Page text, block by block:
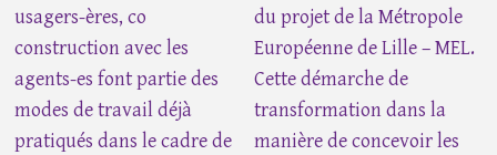
usagers-ères, co
construction avec les
agents-es font partie des
modes de travail déjà
pratiqués dans le cadre de
du projet de la Métropole
Européenne de Lille – MEL.
Cette démarche de
transformation dans la
manière de concevoir les